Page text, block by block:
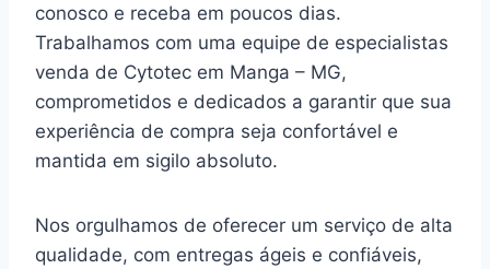
conosco e receba em poucos dias.
Trabalhamos com uma equipe de especialistas
venda de Cytotec em Manga – MG,
comprometidos e dedicados a garantir que sua
experiência de compra seja confortável e
mantida em sigilo absoluto.
Nos orgulhamos de oferecer um serviço de alta
qualidade, com entregas ágeis e confiáveis,